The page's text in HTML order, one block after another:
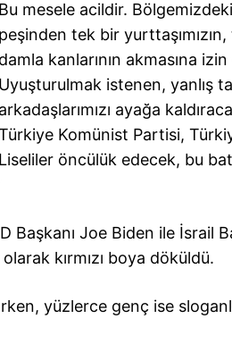
Bu mesele acildir.
peşinden tek bir
damla kanlarının akmasına
Uyuşturulmak istenen, yanlış
arkadaşlarımızı ayağa
Komünist Partisi,
Liseliler öncülük edecek, bu
Başkanı Joe Biden ile İsrail
kırmızı boya döküldü.
yüzlerce genç ise